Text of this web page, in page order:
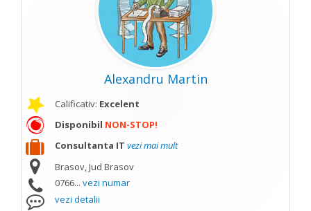
Alexandru Martin
Calificativ: Excelent
Disponibil NON-STOP!
Consultanta IT vezi mai mult
Brasov, Jud Brasov
0766... vezi numar
vezi detalii